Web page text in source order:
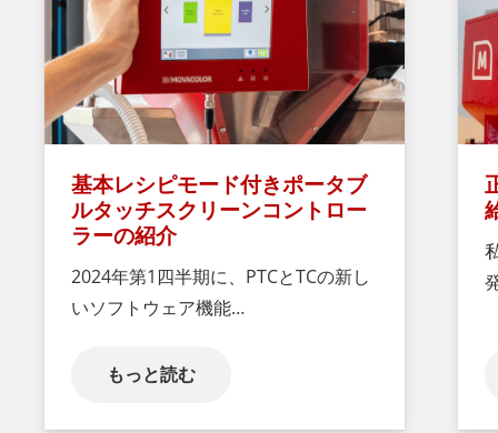
基本レシピモード付きポータブ
ルタッチスクリーンコントロー
ラーの紹介
2024年第1四半期に、PTCとTCの新し
いソフトウェア機能…
もっと読む